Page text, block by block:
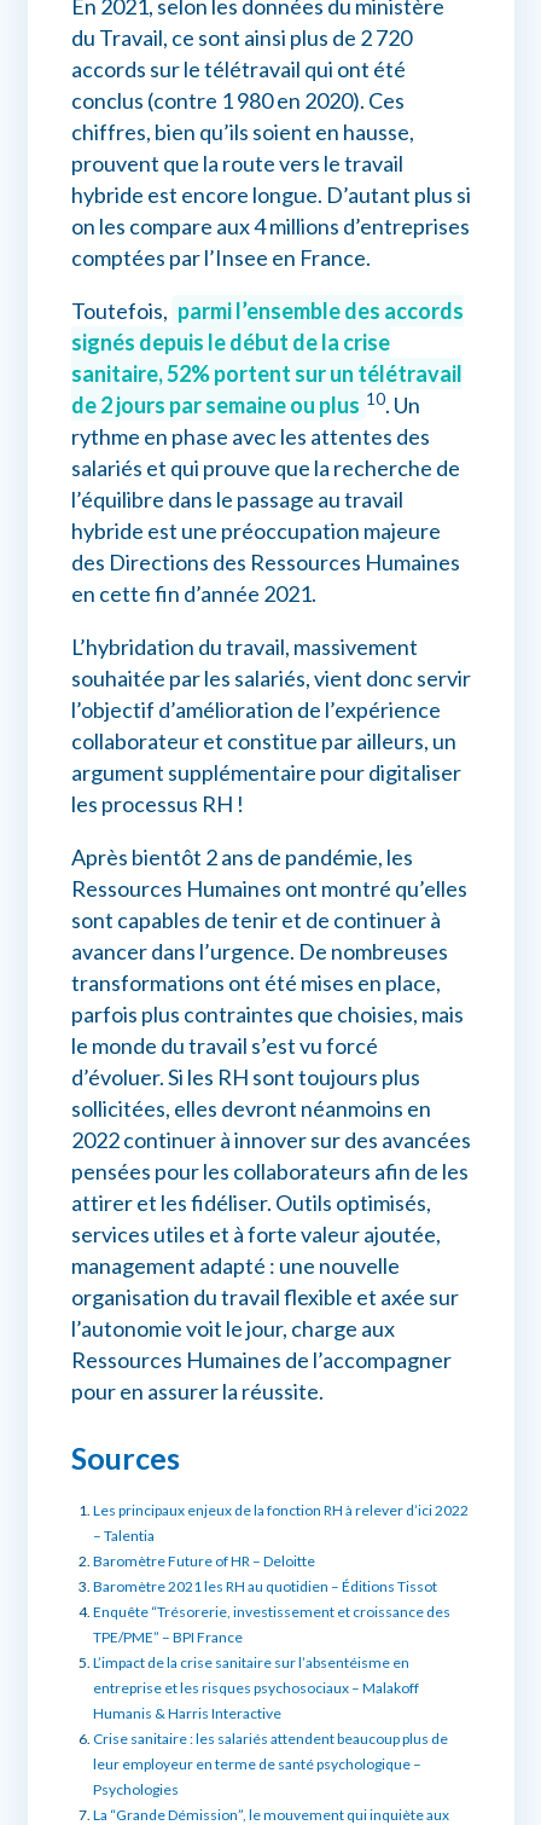
En 2021, selon les données du ministère
du Travail, ce sont ainsi plus de 2 720
accords sur le télétravail qui ont été
conclus (contre 1 980 en 2020). Ces
chiffres, bien qu’ils soient en hausse,
prouvent que la route vers le travail
hybride est encore longue. D’autant plus si
on les compare aux 4 millions d’entreprises
comptées par l’Insee en France.
Toutefois, parmi l’ensemble des accords
signés depuis le début de la crise
sanitaire, 52% portent sur un télétravail
de 2 jours par semaine ou plus 10. Un
rythme en phase avec les attentes des
salariés et qui prouve que la recherche de
l’équilibre dans le passage au travail
hybride est une préoccupation majeure
des Directions des Ressources Humaines
en cette fin d’année 2021.
L’hybridation du travail, massivement
souhaitée par les salariés, vient donc servir
l’objectif d’amélioration de l’expérience
collaborateur et constitue par ailleurs, un
argument supplémentaire pour digitaliser
les processus RH !
Après bientôt 2 ans de pandémie, les
Ressources Humaines ont montré qu’elles
sont capables de tenir et de continuer à
avancer dans l’urgence. De nombreuses
transformations ont été mises en place,
parfois plus contraintes que choisies, mais
le monde du travail s’est vu forcé
d’évoluer. Si les RH sont toujours plus
sollicitées, elles devront néanmoins en
2022 continuer à innover sur des avancées
pensées pour les collaborateurs afin de les
attirer et les fidéliser. Outils optimisés,
services utiles et à forte valeur ajoutée,
management adapté : une nouvelle
organisation du travail flexible et axée sur
l’autonomie voit le jour, charge aux
Ressources Humaines de l’accompagner
pour en assurer la réussite.
Sources
Les principaux enjeux de la fonction RH à relever d’ici 2022
– Talentia
Baromètre Future of HR – Deloitte
Baromètre 2021 les RH au quotidien – Éditions Tissot
Enquête “Trésorerie, investissement et croissance des
TPE/PME” – BPI France
L’impact de la crise sanitaire sur l’absentéisme en
entreprise et les risques psychosociaux – Malakoff
Humanis & Harris Interactive
Crise sanitaire : les salariés attendent beaucoup plus de
leur employeur en terme de santé psychologique –
Psychologies
La “Grande Démission”, le mouvement qui inquiète aux